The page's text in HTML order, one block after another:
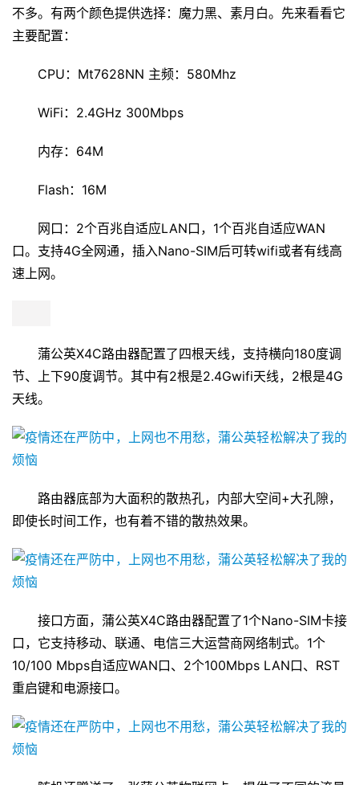
不多。有两个颜色提供选择：魔力黑、素月白。先来看看它
主要配置：
CPU：Mt7628NN 主频：580Mhz
WiFi：2.4GHz 300Mbps
内存：64M
Flash：16M
网口：2个百兆自适应LAN口，1个百兆自适应WAN
口。支持4G全网通，插入Nano-SIM后可转wifi或者有线高
速上网。
蒲公英X4C路由器配置了四根天线，支持横向180度调
节、上下90度调节。其中有2根是2.4Gwifi天线，2根是4G
路由器底部为大面积的散热孔，内部大空间+大孔隙，
接口方面，蒲公英X4C路由器配置了1个Nano-SIM卡接
口，它支持移动、联通、电信三大运营商网络制式。1个
10/100 Mbps自适应WAN口、2个100Mbps LAN口、RST